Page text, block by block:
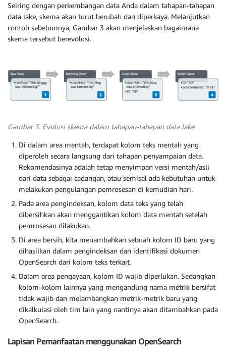
Seiring dengan perkembangan data Anda dalam tahapan-tahapan
data lake, skema akan turut berubah dan diperkaya. Melanjutkan
contoh sebelumnya, Gambar 3 akan menjelaskan bagaimana
skema tersebut berevolusi.
Gambar 3. Evolusi skema dalam tahapan-tahapan data lake
Di dalam area mentah, terdapat kolom teks mentah yang
diperoleh secara langsung dari tahapan penyampaian data.
Rekomendasinya adalah tetap menyimpan versi mentah/asli
dari data sebagai cadangan, atau semisal ada kebutuhan untuk
melakukan pengulangan pemrosesan di kemudian hari.
Pada area pengindeksan, kolom data teks yang telah
dibersihkan akan menggantikan kolom data mentah setelah
pemrosesan dilakukan.
Di area bersih, kita menambahkan sebuah kolom ID baru yang
dihasilkan dalam pengindeksan dan identifikasi dokumen
OpenSearch dari kolom teks terkait.
Dalam area pengayaan, kolom ID wajib diperlukan. Sedangkan
kolom-kolom lainnya yang mengandung nama metrik bersifat
tidak wajib dan melambangkan metrik-metrik baru yang
dikalkulasi oleh tim lain yang nantinya akan ditambahkan pada
OpenSearch.
Lapisan Pemanfaatan menggunakan OpenSearch